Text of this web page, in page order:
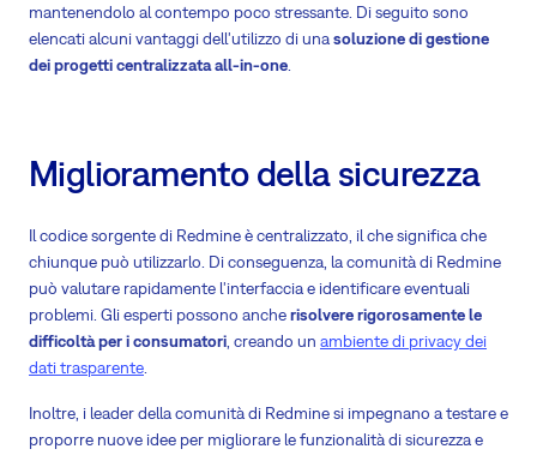
mantenendolo al contempo poco stressante. Di seguito sono
elencati alcuni vantaggi dell'utilizzo di unasoluzione di gestione
dei progetti centralizzata all-in-one
Miglioramento della sicurezza
Il codice sorgente di Redmine è centralizzato, il che significa che
chiunque può utilizzarlo. Di conseguenza, la comunità di Redmine
può valutare rapidamente l'interfaccia e identificare eventuali
problemi. Gli esperti possono ancherisolvere rigorosamente le
difficoltà per i consumatori, creando un ambiente di privacy dei
dati trasparente.
Inoltre, i leader della comunità di Redmine si impegnano a testare e
proporre nuove idee per migliorare le funzionalità di sicurezza e